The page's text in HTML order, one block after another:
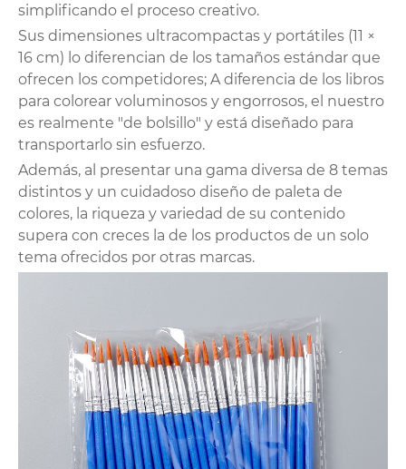
simplificando el proceso creativo.
Sus dimensiones ultracompactas y portátiles (11 ×
16 cm) lo diferencian de los tamaños estándar que
ofrecen los competidores; A diferencia de los libros
para colorear voluminosos y engorrosos, el nuestro
es realmente "de bolsillo" y está diseñado para
transportarlo sin esfuerzo.
Además, al presentar una gama diversa de 8 temas
distintos y un cuidadoso diseño de paleta de
colores, la riqueza y variedad de su contenido
supera con creces la de los productos de un solo
tema ofrecidos por otras marcas.